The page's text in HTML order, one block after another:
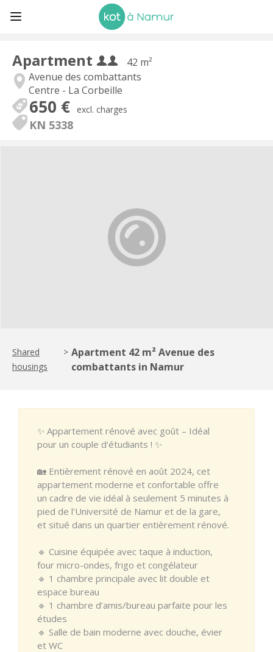
Apartment
42 m²
Avenue des combattants
Centre - La Corbeille
650 € excl. charges
KN 5338
Shared
housings
> Apartment 42 m² Avenue des
combattants in Namur
✨ Appartement rénové avec goût – Idéal
pour un couple d'étudiants ! ✨
🏡 Entièrement rénové en août 2024, cet
appartement moderne et confortable offre
un cadre de vie idéal à seulement 5 minutes à
pied de l'Université de Namur et de la gare,
et situé dans un quartier entièrement rénové.
🔹 Cuisine équipée avec taque à induction,
four micro-ondes, frigo et congélateur
🔹 1 chambre principale avec lit double et
espace bureau
🔹 1 chambre d’amis/bureau parfaite pour les
études
🔹 Salle de bain moderne avec douche, évier
et WC